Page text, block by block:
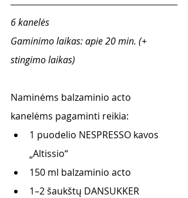
6 kanelės
Gaminimo laikas: apie 20 min. (+
stingimo laikas)
Naminėms balzaminio acto
kanelėms pagaminti reikia:
1 puodelio NESPRESSO kavos
„Altissio“
150 ml balzaminio acto
1–2 šaukštų DANSUKKER